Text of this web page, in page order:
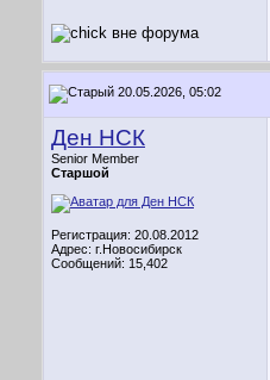
20.05.2026, 05:02
Ден НСК
Senior Member
Старшой
Регистрация: 20.08.2012
Адрес: г.Новосибирск
Сообщений: 15,402